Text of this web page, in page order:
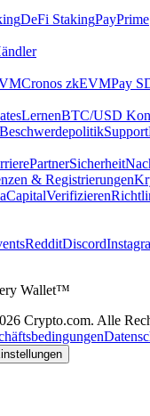
DeFi StakingPayPrime
Cronos zkEVMPay
LernenBTC/USD
BeschwerdepolitikSupport
PartnerSicherheit
& Registrierungen
CapitalVerifizieren
RedditDiscord
Wallet™
Crypto.com. Alle